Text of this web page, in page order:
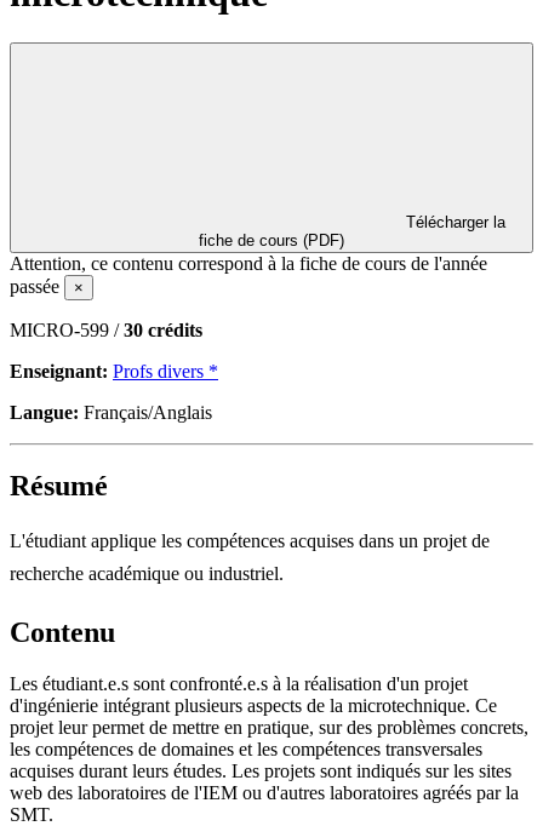
fiche de cours (PDF)
Attention, ce contenu correspond à la fiche de cours de l'année
passée
×
MICRO-599 /30 crédits
Enseignant: Profs divers *
Langue: Français/Anglais
Résumé
L'étudiant applique les compétences acquises dans un projet de
recherche académique ou industriel.
Contenu
Les étudiant.e.s sont confronté.e.s à la réalisation d'un projet
d'ingénierie intégrant plusieurs aspects de la microtechnique. Ce
projet leur permet de mettre en pratique, sur des problèmes concrets,
les compétences de domaines et les compétences transversales
acquises durant leurs études. Les projets sont indiqués sur les sites
web des laboratoires de l'IEM ou d'autres laboratoires agréés par la
SMT.